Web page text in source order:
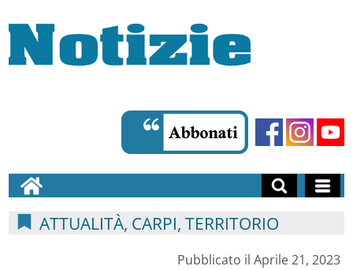
ATTUALITÀ, CARPI, TERRITORIO
Pubblicato il Aprile 21, 2023